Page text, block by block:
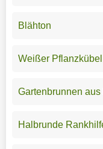
Blähton
Weißer
Gartenbrunnen aus
Halbrunde